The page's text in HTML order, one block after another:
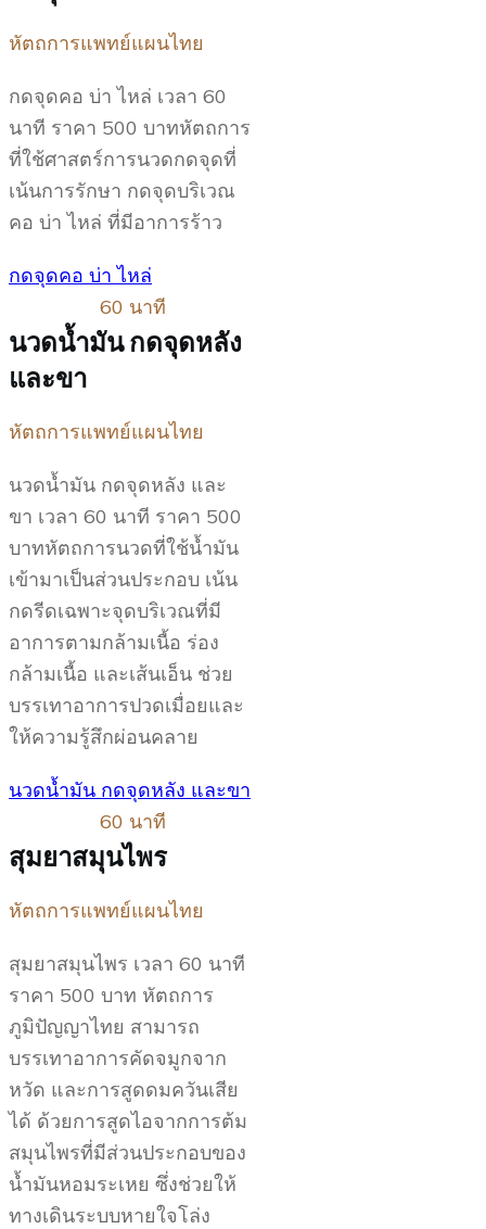
หัตถการแพทย์แผนไทย
กดจุดคอ บ่า ไหล่ เวลา 60
นาที ราคา 500 บาทหัตถการ
ที่ใช้ศาสตร์การนวดกดจุดที่
เน้นการรักษา กดจุดบริเวณ
คอ บ่า ไหล่ ที่มีอาการร้าว
กดจุดคอ บ่า ไหล่
60 นาที
นวดน้ำมัน กดจุดหลัง
และขา
หัตถการแพทย์แผนไทย
นวดน้ำมัน กดจุดหลัง และ
ขา เวลา 60 นาที ราคา 500
บาทหัตถการนวดที่ใช้น้ำมัน
เข้ามาเป็นส่วนประกอบ เน้น
กดรีดเฉพาะจุดบริเวณที่มี
อาการตามกล้ามเนื้อ ร่อง
กล้ามเนื้อ และเส้นเอ็น ช่วย
บรรเทาอาการปวดเมื่อยและ
ให้ความรู้สึกผ่อนคลาย
นวดน้ำมัน กดจุดหลัง และขา
60 นาที
สุมยาสมุนไพร
หัตถการแพทย์แผนไทย
สุมยาสมุนไพร เวลา 60 นาที
ราคา 500 บาท หัตถการ
ภูมิปัญญาไทย สามารถ
บรรเทาอาการคัดจมูกจาก
หวัด และการสูดดมควันเสีย
ได้ ด้วยการสูดไอจากการต้ม
สมุนไพรที่มีส่วนประกอบของ
น้ำมันหอมระเหย ซึ่งช่วยให้
ทางเดินระบบหายใจโล่ง